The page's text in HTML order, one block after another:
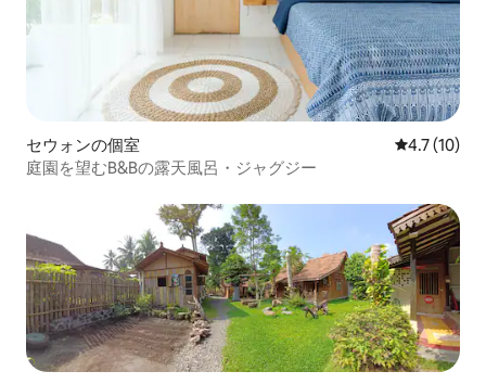
セウォンの個室 レビュー10
4.7 (10)
庭園を望むB&Bの露天風呂・ジャグジー